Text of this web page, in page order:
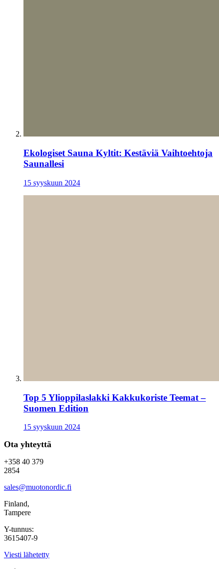
Ekologiset Sauna Kyltit: Kestäviä Vaihtoehtoja
Saunallesi
15 syyskuun 2024
Top 5 Ylioppilaslakki Kakkukoriste Teemat –
Suomen Edition
15 syyskuun 2024
Ota yhteyttä
+358 40 379
2854
sales@muotonordic.fi
Finland,
Tampere
Y-tunnus:
3615407-9
Viesti lähetetty